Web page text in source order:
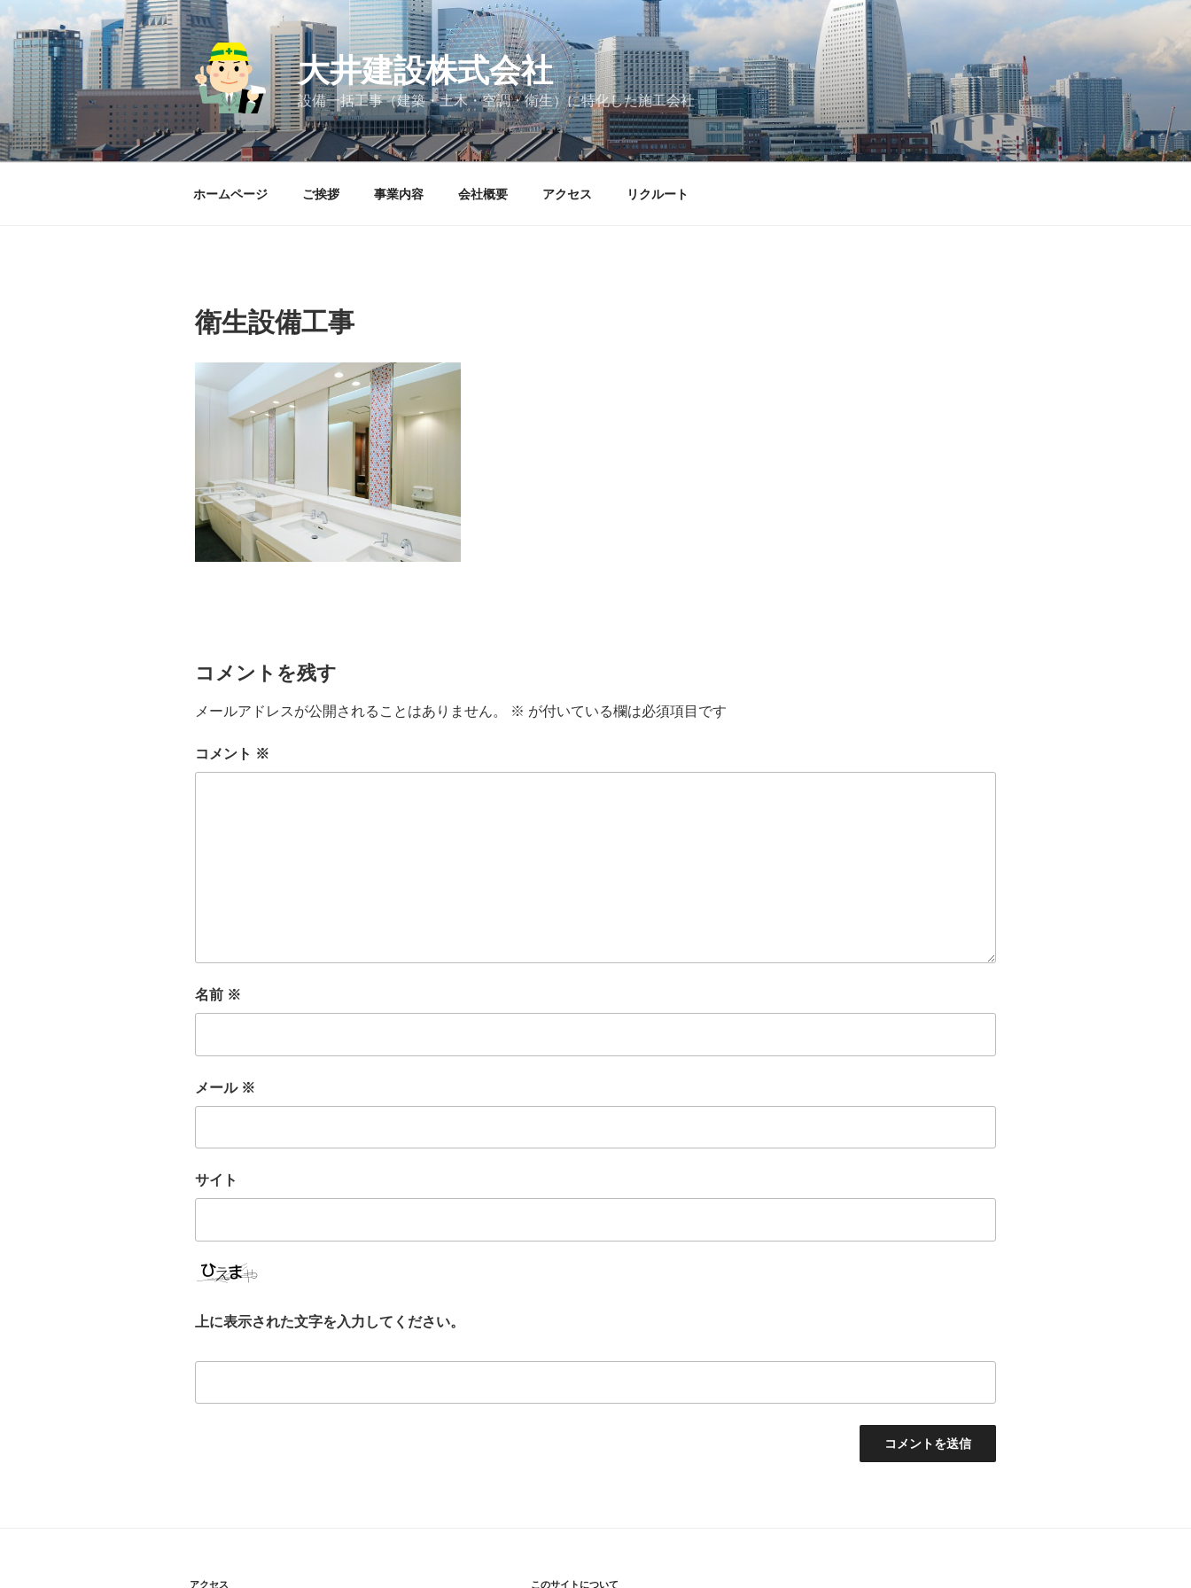
ツ
ス
キ
大井建設株式会社
設備一括工事（建築・土木・空調・衛生）に特化した施工会社
ホームページ ご挨拶 事業内容 会社概要 アクセス リクルート
衛生設備工事
コメントを残す
メールアドレスが公開されることはありません。 ※ が付いている欄は必須項目です
コメント ※
名前 ※
メール ※
サイト
上に表示された文字を入力してください。
アクセス このサイトについて